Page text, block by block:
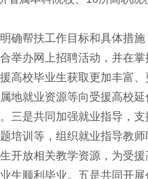
帮扶工作目标和具体措施
举办网上招聘活动，并在
高校毕业生获取更加丰富
地就业资源等向受援高校
三是共同加强就业指导，
培训等，组织就业指导教
开放相关教学资源，为受
生顺利毕业。五是共同开